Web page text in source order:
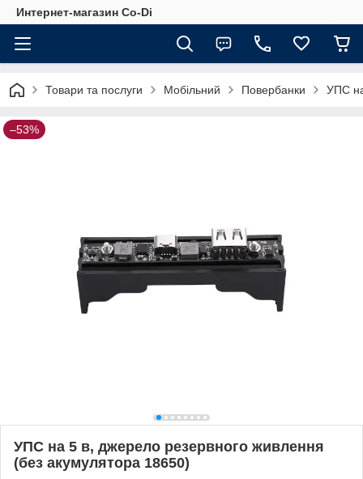
Интернет-магазин Co-Di
Товари та послуги Мобільний Повербанки УПС
–53%
УПС на 5 в, джерело резервного живлення
(без акумулятора 18650)